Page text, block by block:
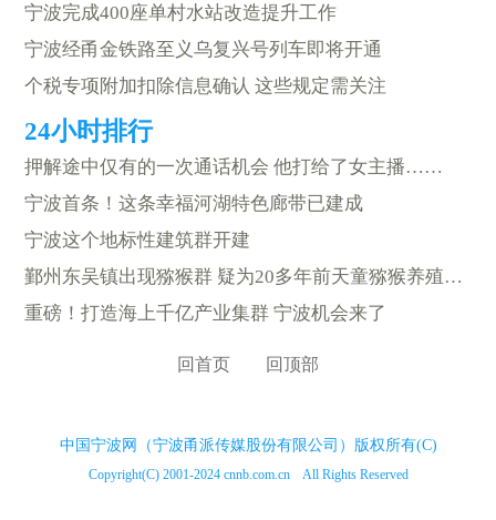
宁波完成400座单村水站改造提升工作
宁波经甬金铁路至义乌复兴号列车即将开通
个税专项附加扣除信息确认 这些规定需关注
押解途中仅有的一次通话机会 他打给了女主播……
宁波首条！这条幸福河湖特色廊带已建成
宁波这个地标性建筑群开建
鄞州东吴镇出现猕猴群 疑为20多年前天童猕猴养殖场逃逸猕猴后代
重磅！打造海上千亿产业集群 宁波机会来了
回首页 回顶部
中国宁波网（宁波甬派传媒股份有限公司）版权所有(C)
Copyright(C) 2001-2024 cnnb.com.cn All Rights Reserved